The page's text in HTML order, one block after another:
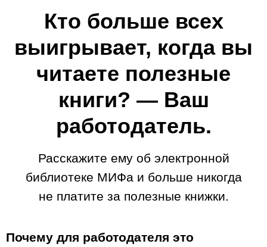
Кто больше всех
выигрывает, когда вы
читаете полезные
книги? — Ваш
работодатель.
Расскажите ему об электронной
библиотеке МИФа и больше никогда
не платите за полезные книжки.
Почему для работодателя это